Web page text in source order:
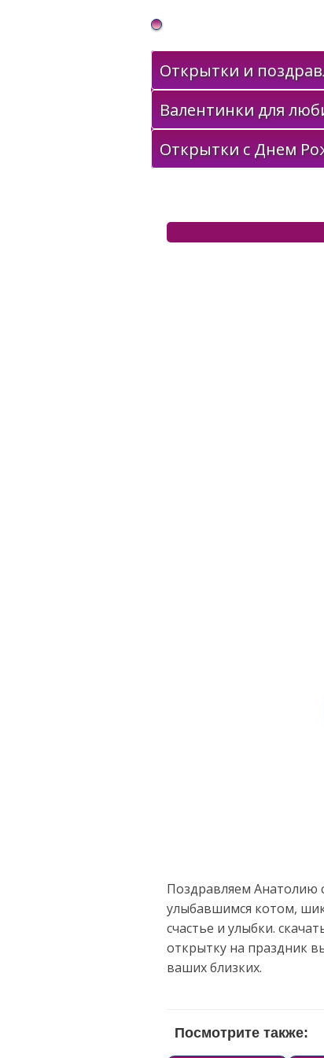
Gif Открытки в подарок
Открытки и
Валентинки для
Открытки с Днем
Поздравляем Анатолию
улыбавшимся котом,
счастье и улыбки.
открытку на праздник
ваших близких.
Посмотрите также: